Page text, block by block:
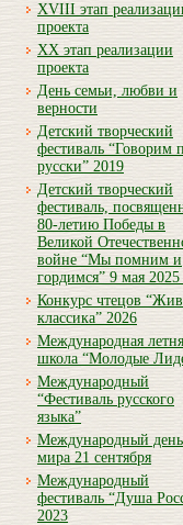
XVIII этап
проекта
XX этап реализации
проекта
День семьи, любви и
верности
Детский творческий
фестиваль “Говорим
русски” 2019
Детский творческий
фестиваль,
80-летию Победы в
Великой
войне “Мы помним и
гордимся” 9 мая 2025
Конкурс чтецов
классика” 2026
Международная
школа “Молодые
Международный
“Фестиваль русского
языка”
Международный день
мира 21 сентября
Международный
фестиваль “Душа
2023